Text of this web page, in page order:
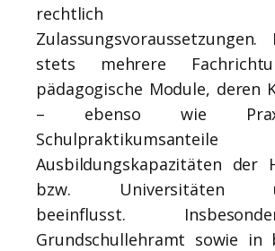
rechtlich
stets mehrere
pädagogische Module, deren
– ebenso wie
Ausbildungskapazitäten der
bzw. Universitäten
beeinflusst.
Grundschullehramt sowie in